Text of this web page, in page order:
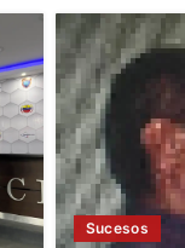
Sucesos